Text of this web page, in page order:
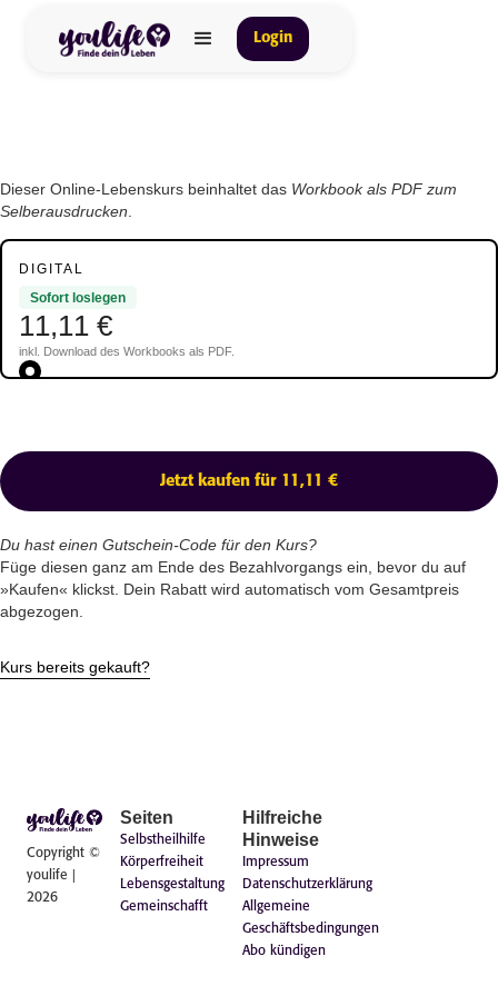
Login
Dieser Online-Lebenskurs beinhaltet das Workbook als PDF zum
Selberausdrucken
DIGITAL
Sofort loslegen
11,11 €
inkl. Download des Workbooks als PDF.
Jetzt kaufen für 11,11 €
Du hast einen Gutschein-Code für den Kurs?
Füge diesen ganz am Ende des Bezahlvorgangs ein, bevor du auf
»Kaufen« klickst. Dein Rabatt wird automatisch vom Gesamtpreis
abgezogen.
Kurs bereits gekauft?
Copyright ©
youlife |
2026
Seiten
Selbstheilhilfe
Körperfreiheit
Lebensgestaltung
Gemeinschafft
Hilfreiche
Hinweise
Impressum
Datenschutzerklärung
Allgemeine
Geschäftsbedingungen
Abo kündigen